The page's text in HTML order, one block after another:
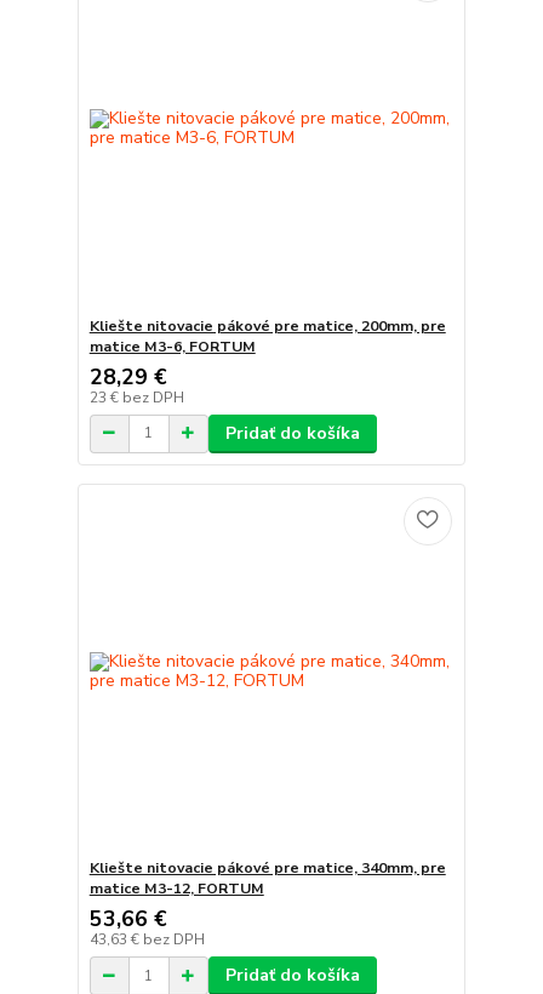
Kliešte nitovacie pákové pre matice, 200mm, pre
matice M3-6, FORTUM
28,29 €
23 € bez DPH
Pridať do košíka
Kliešte nitovacie pákové pre matice, 340mm, pre
matice M3-12, FORTUM
53,66 €
43,63 € bez DPH
Pridať do košíka